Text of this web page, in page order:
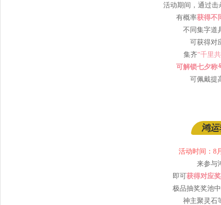
活动期间，通过击
有概率获得不
不同集字道
可获得对
集齐“千里
可解锁七夕称
可佩戴提
鸿
活动时间：8
来参与
即可获得对应
极品抽奖奖池
神主聚灵石